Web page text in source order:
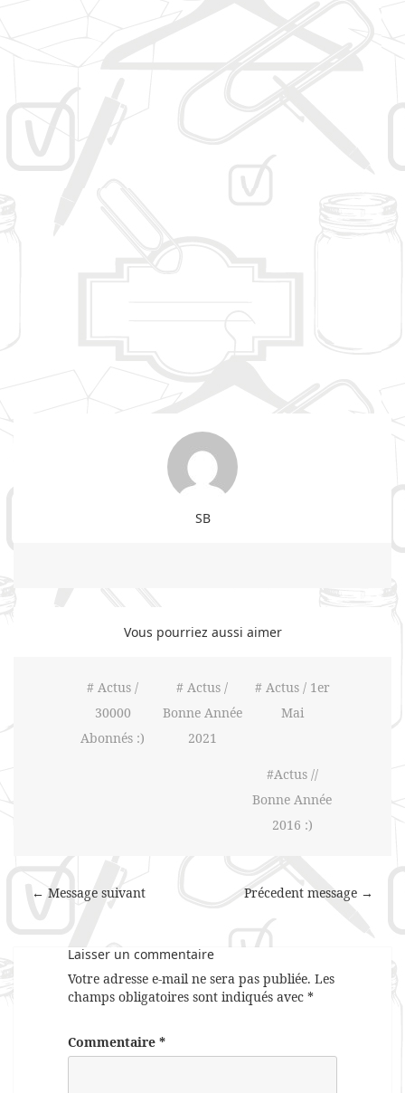
SB
Vous pourriez aussi aimer
# Actus /
30000
Abonnés :)
# Actus /
Bonne Année
2021
# Actus / 1er
Mai
#Actus //
Bonne Année
2016 :)
Précedent message →
← Message suivant
Laisser un commentaire
Votre adresse e-mail ne sera pas publiée. Les
champs obligatoires sont indiqués avec *
Commentaire *